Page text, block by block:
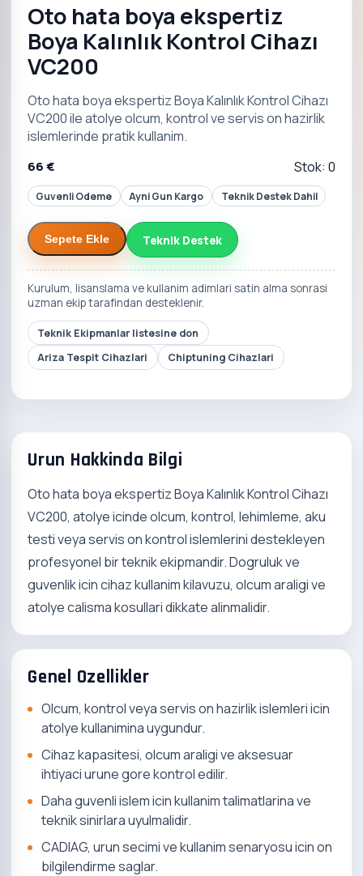
Oto hata boya ekspertiz
Boya Kalınlık Kontrol Cihazı
VC200
Oto hata boya ekspertiz Boya Kalınlık Kontrol Cihazı
VC200 ile atolye olcum, kontrol ve servis on hazirlik
islemlerinde pratik kullanim.
66 € Stok: 0
Guvenli Odeme Ayni Gun Kargo Teknik Destek Dahil
Sepete Ekle Teknik Destek
Kurulum, lisanslama ve kullanim adimlari satin alma sonrasi
uzman ekip tarafindan desteklenir.
Teknik Ekipmanlar listesine don
Ariza Tespit Cihazlari
Chiptuning Cihazlari
Urun Hakkinda Bilgi
Oto hata boya ekspertiz Boya Kalınlık Kontrol Cihazı
VC200, atolye icinde olcum, kontrol, lehimleme, aku
testi veya servis on kontrol islemlerini destekleyen
profesyonel bir teknik ekipmandir. Dogruluk ve
guvenlik icin cihaz kullanim kilavuzu, olcum araligi ve
atolye calisma kosullari dikkate alinmalidir.
Genel Ozellikler
Olcum, kontrol veya servis on hazirlik islemleri icin
atolye kullanimina uygundur.
Cihaz kapasitesi, olcum araligi ve aksesuar
ihtiyaci urune gore kontrol edilir.
Daha guvenli islem icin kullanim talimatlarina ve
teknik sinirlara uyulmalidir.
CADIAG, urun secimi ve kullanim senaryosu icin on
bilgilendirme saglar.